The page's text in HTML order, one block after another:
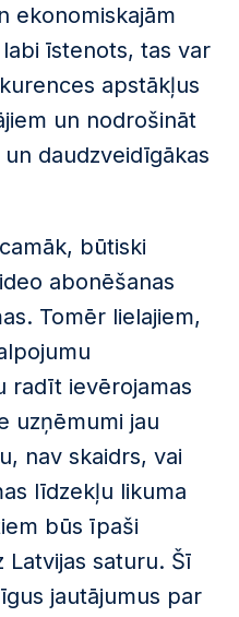
ekonomiskajām
īstenots, tas var
apstākļus
un nodrošināt
daudzveidīgākas
būtiski
abonēšanas
Tomēr lielajiem,
radīt ievērojamas
uzņēmumi jau
nav skaidrs, vai
līdzekļu likuma
būs īpaši
Latvijas saturu. Šī
jautājumus par